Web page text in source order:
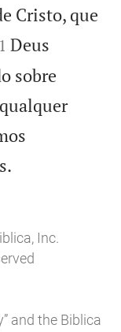
Cristo, que
Deus
sobre
Inc.
and the Biblica